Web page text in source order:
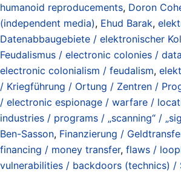
humanoid reproducements, Doron
(independent media), Ehud Barak,
Datenabbaugebiete / elektronischer
Feudalismus / electronic colonies /
electronic colonialism / feudalism,
/ Kriegführung / Ortung / Zentren /
/ electronic espionage / warfare /
industries / programs / „scanning“ /
Ben-Sasson, Finanzierung /
financing / money transfer, flaws /
vulnerabilities / backdoors (technics) /